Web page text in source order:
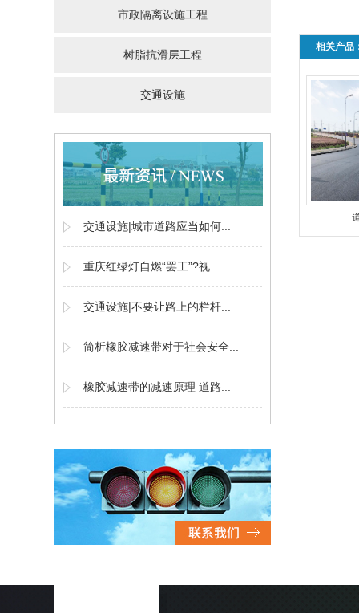
市政隔离设施工程
树脂抗滑层工程
交通设施
交通设施|城市道路应当如何...
重庆红绿灯自燃“罢工”?视...
交通设施|不要让路上的栏杆...
简析橡胶减速带对于社会安全...
橡胶减速带的减速原理 道路...
相关产品